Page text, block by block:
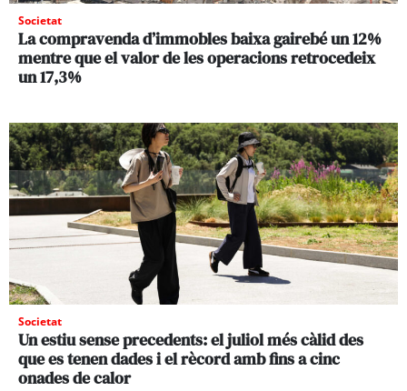
Societat
La compravenda d’immobles baixa gairebé un 12%
mentre que el valor de les operacions retrocedeix
un 17,3%
Societat
Un estiu sense precedents: el juliol més càlid des
que es tenen dades i el rècord amb fins a cinc
onades de calor